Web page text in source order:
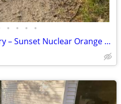
• • • •
2017 Victory Cross Country – Sunset Nuclear Orange – Low Miles